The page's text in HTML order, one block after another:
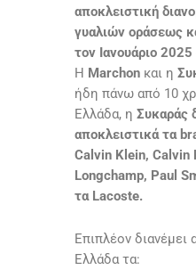
αποκλειστική
γυαλιών οράσεως
τον Ιανουάριο
Η Marchon και η
ήδη πάνω από 10
Ελλάδα, η Συκαράς
αποκλειστικά τα
Calvin Klein, Calvin
Longchamp, Paul
τα Lacoste.
Επιπλέον διανέμει
Ελλάδα τα: